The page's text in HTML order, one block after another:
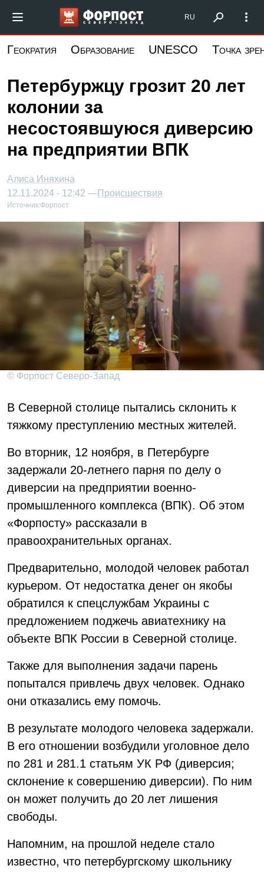
основному
Форпост Северо-Запад
RU
Геократия Образование UNESCO Точка
Петербуржцу грозит 20 лет
колонии за
несостоявшуюся диверсию
на предприятии ВПК
Алиса Иняхина
12.11.2024 - 12:42 —Происшествия
Источник:Форпост
© Форпост Северо-Запад
В Северной столице пытались склонить к
тяжкому преступлению местных жителей.
Во вторник, 12 ноября, в Петербурге
задержали 20-летнего парня по делу о
диверсии на предприятии военно-
промышленного комплекса (ВПК). Об этом
«Форпосту» рассказали в
правоохранительных органах.
Предварительно, молодой человек работал
курьером. От недостатка денег он якобы
обратился к спецслужбам Украины с
предложением поджечь авиатехнику на
объекте ВПК России в Северной столице.
Также для выполнения задачи парень
попытался привлечь двух человек. Однако
они отказались ему помочь.
В результате молодого человека задержали.
В его отношении возбудили уголовное дело
по 281 и 281.1 статьям УК РФ (диверсия;
склонение к совершению диверсии). По ним
он может получить до 20 лет лишения
свободы.
Напомним, на прошлой неделе стало
известно, что петербургскому школьнику